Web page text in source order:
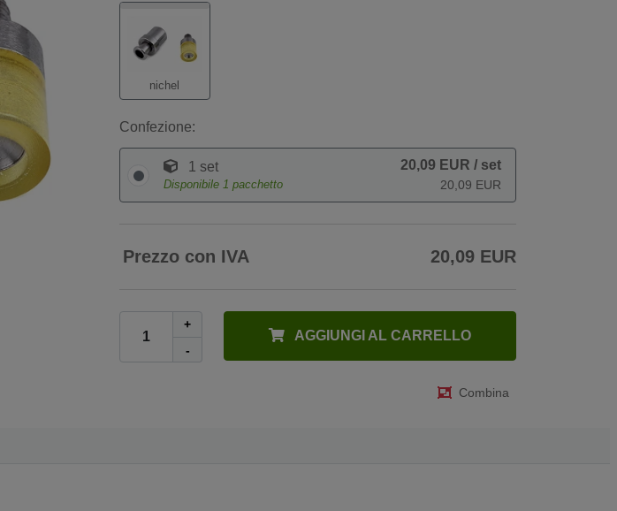
nichel
Confezione:
1 set
Disponibile 1 pacchetto
20,09 EUR / set
20,09 EUR
Prezzo con IVA 20,09 EUR
+
-
AGGIUNGI AL CARRELLO
Combina